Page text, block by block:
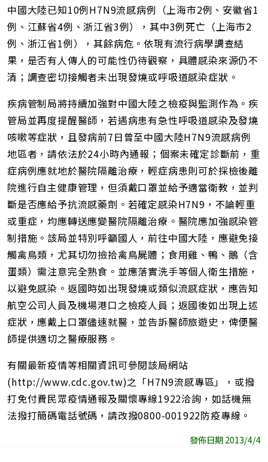
中國大陸已知10例H7N9流感病例（上海市2例、安徽省1
例、江蘇省4例、浙江省3例），其中3例死亡（上海市2
例、浙江省1例），其餘病危。依現有流行病學調查結
果，是否有人傳人的可能性仍待觀察，具體感染來源仍不
清；調查密切接觸者未出現發燒或呼吸道感染症狀。
疾病管制局將持續加強對中國大陸之檢疫與監測作為。疾
管局並再度提醒醫師，若遇病患有急性呼吸道感染及發燒
咳嗽等症狀，且發病前7日曾至中國大陸H7N9流感病例
地區者，請依法於24小時內通報；個案未確定診斷前，重
症病例應就地於醫院隔離治療，輕症病患則可於採檢後離
院進行自主健康管理，但須戴口罩並給予適當衛教，並判
斷是否應給予抗流感藥劑。若確定感染H7N9，不論輕重
或重症，均應轉送應變醫院隔離治療。醫院應加強感染管
制措施。該局並特別呼籲國人，前往中國大陸，應避免接
觸禽鳥類，尤其切勿撿拾禽鳥屍體；食用雞、鴨、鵝（含
蛋類）需注意完全熟食。並應落實洗手等個人衛生措施，
以避免感染。返國時如出現發燒或類似流感症狀，應告知
航空公司人員及機場港口之檢疫人員；返國後如出現上述
症狀，應戴上口罩儘速就醫，並告訴醫師旅遊史，俾便醫
師提供適切之醫療服務。
有關最新疫情等相關資訊可參閱該局網站
(http://www.cdc.gov.tw)之「H7N9流感專區」，或撥
打免付費民眾疫情通報及關懷專線1922洽詢，如話機無
法撥打簡碼電話號碼，請改撥0800-001922防疫專線。
發佈日期 2013/4/4